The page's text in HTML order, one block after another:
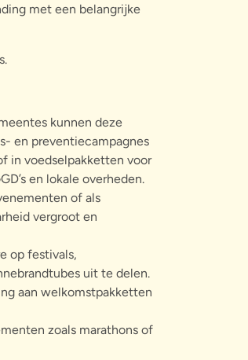
met een belangrijke
kunnen deze
en preventiecampagnes
in voedselpakketten voor
en lokale overheden.
of als
vergroot en
op festivals,
uit te delen.
aan welkomstpakketten
zoals marathons of